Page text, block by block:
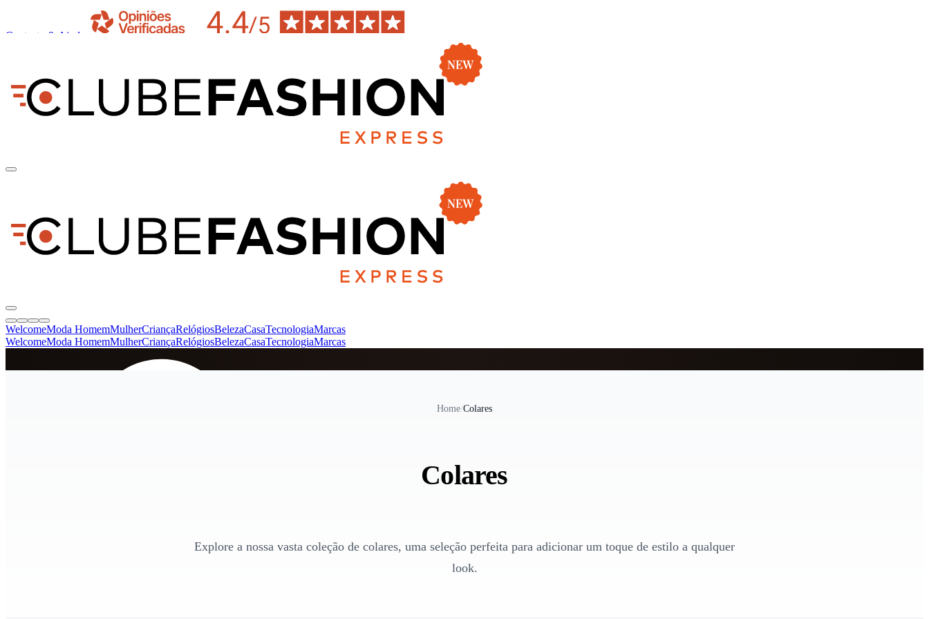
Contacto & Ajuda
WelcomeModa HomemMulherCriançaRelógiosBelezaCasaTecnologiaMarcas
WelcomeModa HomemMulherCriançaRelógiosBelezaCasaTecnologiaMarcas
Home/Colares
Colares
Explore a nossa vasta coleção de colares, uma seleção perfeita para adicionar um toque de estilo a qualquer
look.